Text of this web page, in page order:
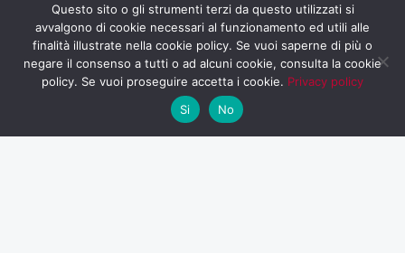
Questo sito o gli strumenti terzi da questo utilizzati si
avvalgono di cookie necessari al funzionamento ed utili alle
finalità illustrate nella cookie policy. Se vuoi saperne di più o
negare il consenso a tutti o ad alcuni cookie, consulta la cookie
policy. Se vuoi proseguire accetta i cookie. Privacy policy
Si
No